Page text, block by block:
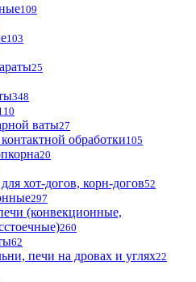
109
103
25
348
ваты27
обработки105
20
хот-догов, корн-догов52
297
(конвекционные,
260
62
печи на дровах и углях22